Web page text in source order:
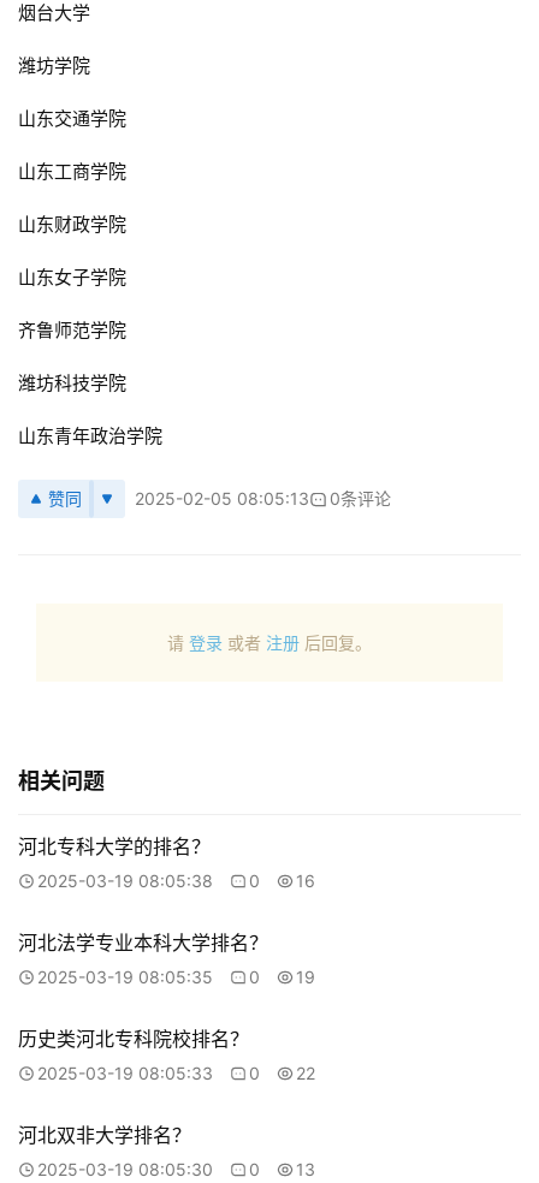
烟台大学
潍坊学院
山东交通学院
山东工商学院
山东财政学院
山东女子学院
齐鲁师范学院
潍坊科技学院
山东青年政治学院
赞同 2025-02-05 08:05:13 0条评论
请 登录 或者 注册 后回复。
相关问题
河北专科大学的排名？
2025-03-19 08:05:38 0 16
河北法学专业本科大学排名？
2025-03-19 08:05:35 0 19
历史类河北专科院校排名？
2025-03-19 08:05:33 0 22
河北双非大学排名？
2025-03-19 08:05:30 0 13